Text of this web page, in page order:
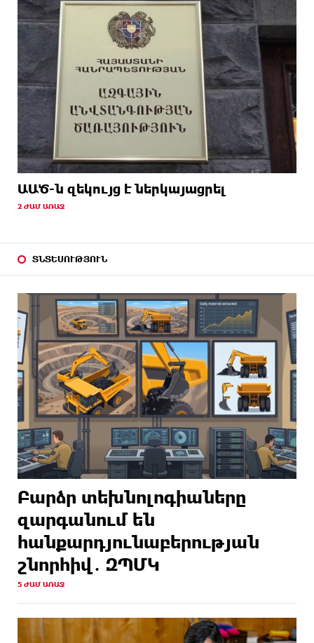
ԱԱԾ-ն զեկույց է ներկայացրել
2 ԺԱՄ ԱՌԱՋ
ՏՆՏԵՍՈՒԹՅՈՒՆ
Բարձր տեխնոլոգիաները
զարգանում են
հանքարդյունաբերության
շնորհիվ․ ԶՊՄԿ
5 ԺԱՄ ԱՌԱՋ